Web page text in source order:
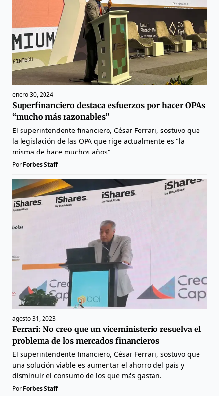
enero 30, 2024
Superfinanciero destaca esfuerzos por hacer OPAs
“mucho más razonables”
El superintendente financiero, César Ferrari, sostuvo que
la legislación de las OPA que rige actualmente es "la
misma de hace muchos años".
Por Forbes Staff
agosto 31, 2023
Ferrari: No creo que un viceministerio resuelva el
problema de los mercados financieros
El superintendente financiero, César Ferrari, sostuvo que
una solución viable es aumentar el ahorro del país y
disminuir el consumo de los que más gastan.
Por Forbes Staff